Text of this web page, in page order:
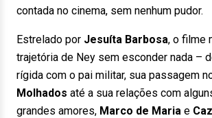
contada no cinema, sem nenhum pudor.
Estrelado por Jesuíta Barbosa, o filme
trajetória de Ney sem esconder nada –
rígida com o pai militar, sua passagem
Molhados até a sua relações com
grandes amores, Marco de Maria e